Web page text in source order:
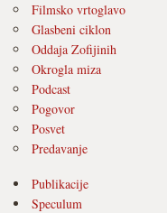
Filmsko vrtoglavo
Glasbeni ciklon
Oddaja Zofijinih
Okrogla miza
Podcast
Pogovor
Posvet
Predavanje
Publikacije
Speculum